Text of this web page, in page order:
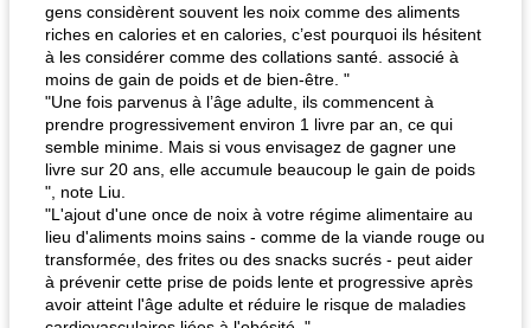
gens considèrent souvent les noix comme des aliments
riches en calories et en calories, c’est pourquoi ils hésitent
à les considérer comme des collations santé. associé à
moins de gain de poids et de bien-être. "
"Une fois parvenus à l’âge adulte, ils commencent à
prendre progressivement environ 1 livre par an, ce qui
semble minime. Mais si vous envisagez de gagner une
livre sur 20 ans, elle accumule beaucoup le gain de poids
", note Liu.
"L'ajout d'une once de noix à votre régime alimentaire au
lieu d'aliments moins sains - comme de la viande rouge ou
transformée, des frites ou des snacks sucrés - peut aider
à prévenir cette prise de poids lente et progressive après
avoir atteint l'âge adulte et réduire le risque de maladies